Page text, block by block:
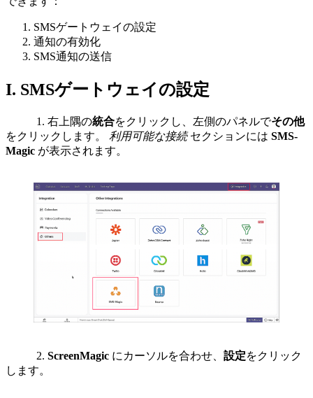
SMSゲートウェイの設定
通知の有効化
SMS通知の送信
I. SMSゲートウェイの設定
1. 右上隅の統合をクリックし、左側のパネルでその他
をクリックします。 利用可能な接続セクションには SMS-
Magic が表示されます。
2. ScreenMagic にカーソルを合わせ、 設定をクリック
します。